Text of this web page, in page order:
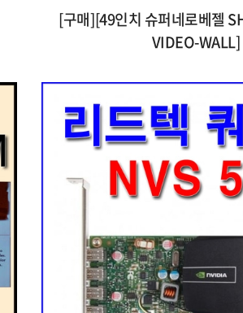
[구매][49인치 슈퍼네로베젤
VIDEO-WALL]